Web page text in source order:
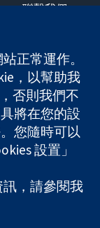
聯繫我們
關於我們
工作機會
Cochrane
Library
and a
registered in
718 2127 49.
正常運作。
，以幫助我
否則我們不
將在您的設
您隨時可以
設置」
，請參閱我